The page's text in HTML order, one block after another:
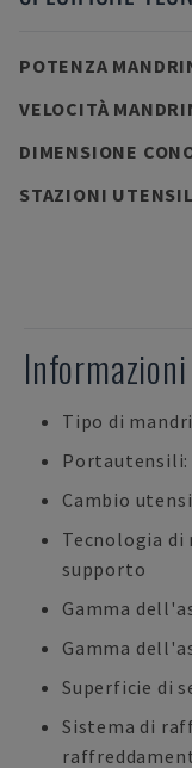
POTENZA
VELOCITÀ
DIMENSIONE
STAZIONI
Tipo di
Portautensili:
Cambio
Tecnologia di
supporto
Gamma
Gamma
Superficie di
Sistema di